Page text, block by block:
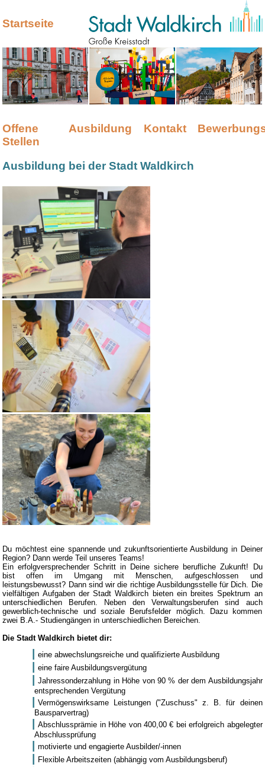
Startseite
Offene
Stellen
Ausbildung Kontakt
Ausbildung bei der Stadt Waldkirch
Du möchtest eine spannende und zukunftsorientierte Ausbildung in Deiner
Region? Dann werde Teil unseres Teams!
Ein erfolgversprechender Schritt in Deine sichere berufliche Zukunft! Du
bist offen im Umgang mit Menschen, aufgeschlossen und
leistungsbewusst? Dann sind wir die richtige Ausbildungsstelle für Dich. Die
vielfältigen Aufgaben der Stadt Waldkirch bieten ein breites Spektrum an
unterschiedlichen Berufen. Neben den Verwaltungsberufen sind auch
gewerblich-technische und soziale Berufsfelder möglich. Dazu kommen
zwei B.A.- Studiengängen in unterschiedlichen Bereichen.
Die Stadt Waldkirch bietet dir:
eine abwechslungsreiche und qualifizierte Ausbildung
eine faire Ausbildungsvergütung
Jahressonderzahlung in Höhe von 90 % der dem Ausbildungsjahr
entsprechenden Vergütung
Vermögenswirksame Leistungen ("Zuschuss" z. B. für deinen
Bausparvertrag)
Abschlussprämie in Höhe von 400,00 € bei erfolgreich abgelegter
Abschlussprüfung
motivierte und engagierte Ausbilder/-innen
Flexible Arbeitszeiten (abhängig vom Ausbildungsberuf)